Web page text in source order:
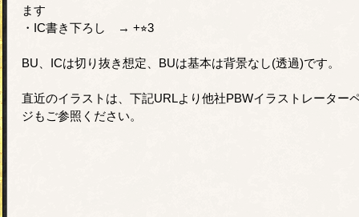
ます
・IC書き下ろし → +⭐︎3
BU、ICは切り抜き想定、BUは基本は背景なし(透過)です。
直近のイラストは、下記URLより他社PBWイラストレーター
ジもご参照ください。